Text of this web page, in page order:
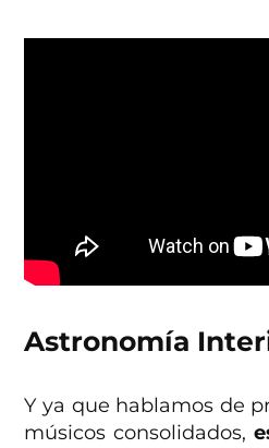
Astronomía
Y ya que hablamos de
músicos consolidados,